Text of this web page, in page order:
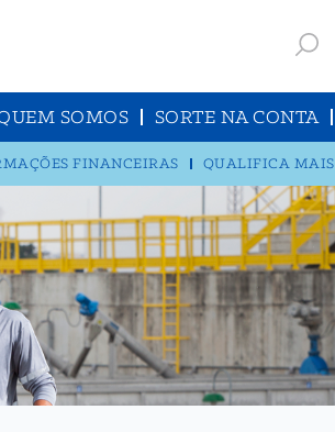
SOMOS SORTE NA CONTA
FINANCEIRAS QUALIFICA MAIS